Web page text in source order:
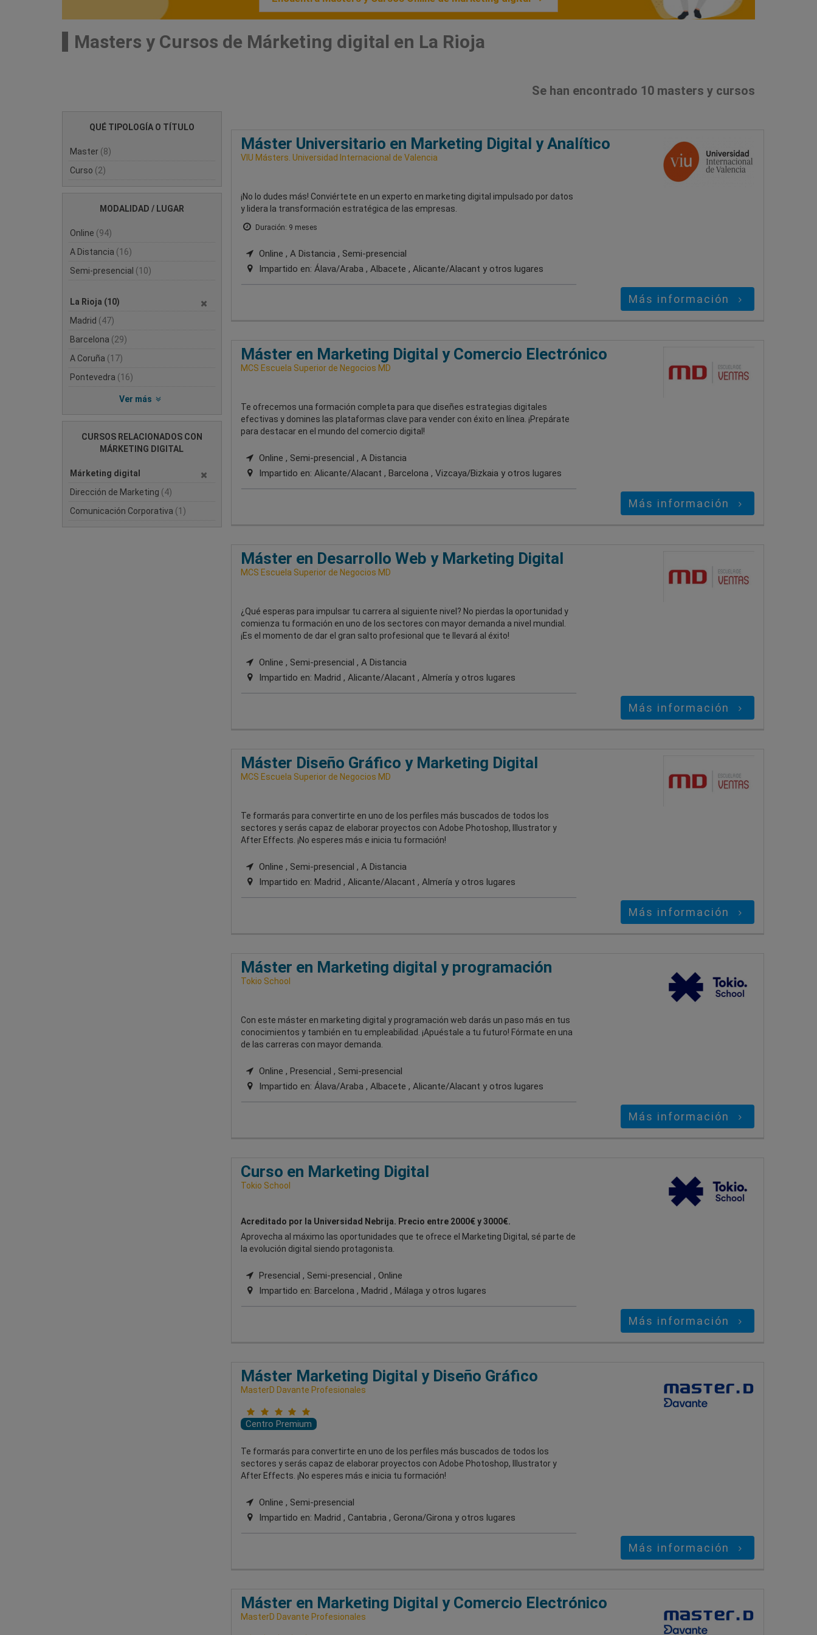
Masters y Cursos de Márketing digital en La Rioja
Se han encontrado 10 masters y cursos
QUÉ TIPOLOGÍA O TÍTULO
Master (8)
Curso (2)
MODALIDAD / LUGAR
Online (94)
A Distancia (16)
Semi-presencial (10)
La Rioja (10)
Madrid (47)
Barcelona (29)
A Coruña (17)
Pontevedra (16)
Ver más
CURSOS RELACIONADOS CON
MÁRKETING DIGITAL
Márketing digital
Dirección de Marketing (4)
Comunicación Corporativa (1)
Máster Universitario en Marketing Digital y Analítico
VIU Másters. Universidad Internacional de Valencia
¡No lo dudes más! Conviértete en un experto en marketing digital impulsado por datos
y lidera la transformación estratégica de las empresas.
Duración: 9 meses
Online , A Distancia , Semi-presencial
Impartido en: Álava/Araba , Albacete , Alicante/Alacant y otros lugares
Más información
Máster en Marketing Digital y Comercio Electrónico
MCS Escuela Superior de Negocios MD
Te ofrecemos una formación completa para que diseñes estrategias digitales
efectivas y domines las plataformas clave para vender con éxito en línea. ¡Prepárate
para destacar en el mundo del comercio digital!
Online , Semi-presencial , A Distancia
Impartido en: Alicante/Alacant , Barcelona , Vizcaya/Bizkaia y otros lugares
Más información
Máster en Desarrollo Web y Marketing Digital
MCS Escuela Superior de Negocios MD
¿Qué esperas para impulsar tu carrera al siguiente nivel? No pierdas la oportunidad y
comienza tu formación en uno de los sectores con mayor demanda a nivel mundial.
¡Es el momento de dar el gran salto profesional que te llevará al éxito!
Online , Semi-presencial , A Distancia
Impartido en: Madrid , Alicante/Alacant , Almería y otros lugares
Más información
Máster Diseño Gráfico y Marketing Digital
MCS Escuela Superior de Negocios MD
Te formarás para convertirte en uno de los perfiles más buscados de todos los
sectores y serás capaz de elaborar proyectos con Adobe Photoshop, Illustrator y
After Effects. ¡No esperes más e inicia tu formación!
Online , Semi-presencial , A Distancia
Impartido en: Madrid , Alicante/Alacant , Almería y otros lugares
Más información
Máster en Marketing digital y programación
Tokio School
Con este máster en marketing digital y programación web darás un paso más en tus
conocimientos y también en tu empleabilidad. ¡Apuéstale a tu futuro! Fórmate en una
de las carreras con mayor demanda.
Online , Presencial , Semi-presencial
Impartido en: Álava/Araba , Albacete , Alicante/Alacant y otros lugares
Más información
Curso en Marketing Digital
Tokio School
Acreditado por la Universidad Nebrija. Precio entre 2000€ y 3000€.
Aprovecha al máximo las oportunidades que te ofrece el Marketing Digital, sé parte de
la evolución digital siendo protagonista.
Presencial , Semi-presencial , Online
Impartido en: Barcelona , Madrid , Málaga y otros lugares
Más información
Máster Marketing Digital y Diseño Gráfico
MasterD Davante Profesionales
Centro Premium
Te formarás para convertirte en uno de los perfiles más buscados de todos los
sectores y serás capaz de elaborar proyectos con Adobe Photoshop, Illustrator y
After Effects. ¡No esperes más e inicia tu formación!
Online , Semi-presencial
Impartido en: Madrid , Cantabria , Gerona/Girona y otros lugares
Más información
Máster en Marketing Digital y Comercio Electrónico
MasterD Davante Profesionales